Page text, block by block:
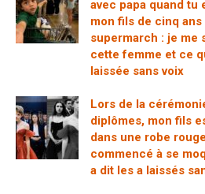
avec papa quand tu
mon fils de cinq
supermarch : je me
cette femme et ce
laissée sans voix
Lors de la
diplômes, mon fils
dans une robe
commencé à se
a dit les a laissés